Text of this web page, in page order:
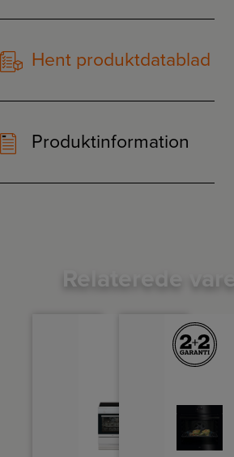
Hent produktdatablad
Produktinformation
Relaterede varer